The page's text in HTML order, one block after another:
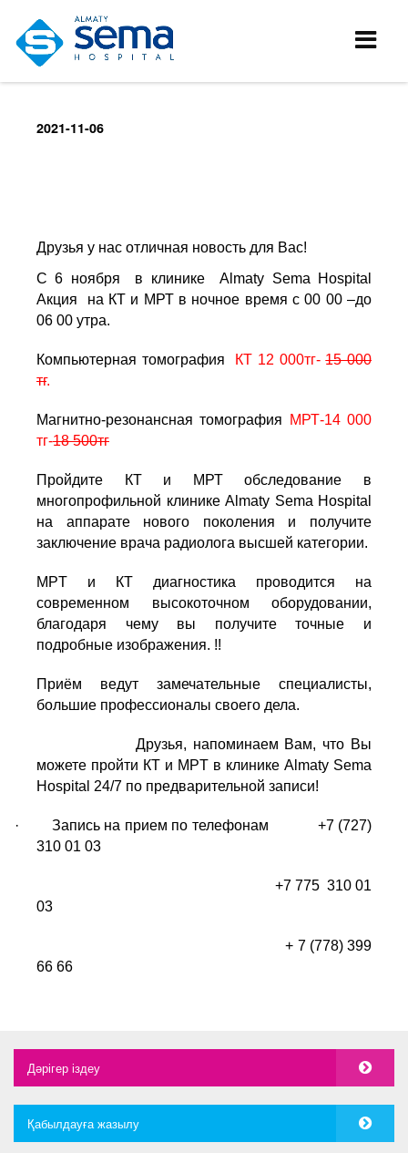
2021-11-06
Друзья у нас отличная новость для Вас!
С 6 ноября в клиникеAlmaty Sema Hospital
Акция на КТ и МРТ в ночное время с 00 00 –до
06 00 утра.
Компьютерная томография КТ 12 000тг-15 000
тг.
Магнитно-резонансная томография
МРТ-14 000
тг-18 500тг
П ройдите КТ и МРТ обследование в
многопрофильной клинике Almaty Sema Hospital
на аппарате нового поколения и получите
заключение врача радиолога высшей категории.
MPТ и КТ диагностика проводится на
современном высокоточном оборудовании,
благодаря чему вы получите точные и
подробные изображения. !!
Приём ведут замечательные специалисты,
большие профессионалы своего дела.
Друзья, напоминаем Вам, что Вы
можете пройти КТ и МPT в клинике Almaty Sema
Hospital 24/7 по предварительной записи!
·
Запись на прием по телефонам +7 (727)
310 01 03
+7 775 310 01
03
+ 7 (778) 399
66 66
Дәрігер іздеу
Қабылдауға жазылу